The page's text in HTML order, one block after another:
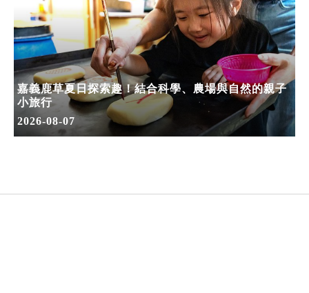
嘉義鹿草夏日探索趣！結合科學、農場與自然的親子
小旅行
2026-08-07